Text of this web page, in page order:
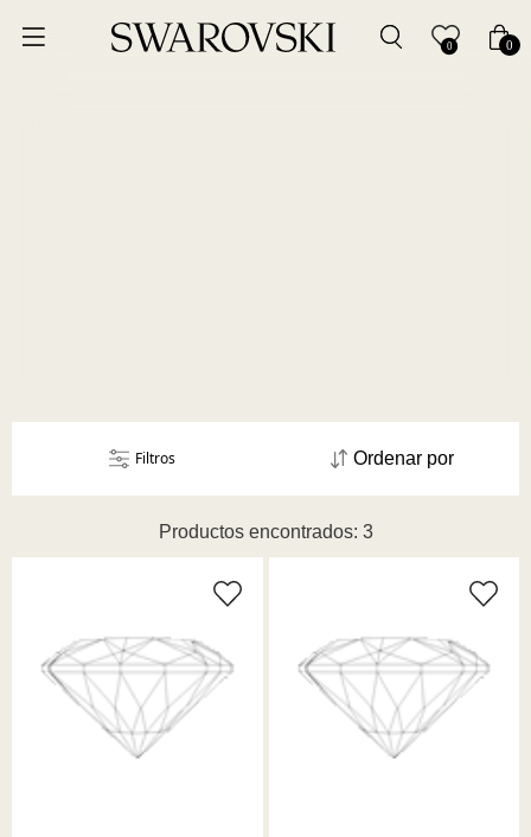
0 0
Productos encontrados: 3
Ordenar por
Ordenar por
Fecha de lanzamiento
Filtros